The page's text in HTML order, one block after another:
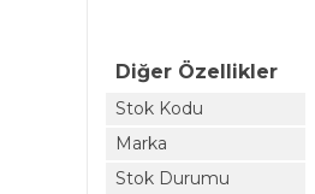
Diğer Özellikler
Stok Kodu
Marka
Stok Durumu